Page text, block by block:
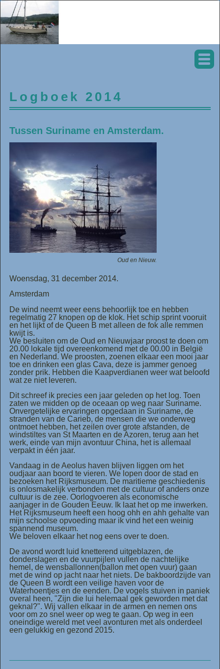
Logboek 2014
Tussen Suriname en Amsterdam.
Oud en Nieuw.
Woensdag, 31 december 2014.
Amsterdam
De wind neemt weer eens behoorlijk toe en hebben
regelmatig 27 knopen op de klok. Het schip sprint vooruit
en het lijkt of de Queen B met alleen de fok alle remmen
kwijt is.
We besluiten om de Oud en Nieuwjaar proost te doen om
20.00 lokale tijd overeenkomend met de 00.00 in België
en Nederland. We proosten, zoenen elkaar een mooi jaar
toe en drinken een glas Cava, deze is jammer genoeg
zonder prik. Hebben die Kaapverdianen weer wat beloofd
wat ze niet leveren.
Dit schreef ik precies een jaar geleden op het log. Toen
zaten we midden op de oceaan op weg naar Suriname.
Onvergetelijke ervaringen opgedaan in Suriname, de
stranden van de Carieb, de mensen die we onderweg
ontmoet hebben, het zeilen over grote afstanden, de
windstiltes van St Maarten en de Azoren, terug aan het
werk, einde van mijn avontuur China, het is allemaal
verpakt in één jaar.
Vandaag in de Aeolus haven blijven liggen om het
oudjaar aan boord te vieren. We lopen door de stad en
bezoeken het Rijksmuseum. De maritieme geschiedenis
is onlosmakelijk verbonden met de cultuur of anders onze
cultuur is de zee. Oorlogvoeren als economische
aanjager in de Gouden Eeuw. Ik laat het op me inwerken.
Het Rijksmuseum heeft een hoog ohh en ahh gehalte van
mijn schoolse opvoeding maar ik vind het een weinig
spannend museum.
We beloven elkaar het nog eens over te doen.
De avond wordt luid knetterend uitgeblazen, de
donderslagen en de vuurpijlen vullen de nachtelijke
hemel, de wensballonnen(ballon met open vuur) gaan
met de wind op jacht naar het niets. De bakboordzijde van
de Queen B wordt een veilige haven voor de
Waterhoentjes en de eenden. De vogels stuiven in paniek
overal heen, "Zijn die lui helemaal gek geworden met dat
geknal?". Wij vallen elkaar in de armen en nemen ons
voor om zo snel weer op weg te gaan. Op weg in een
oneindige wereld met veel avonturen met als onderdeel
een gelukkig en gezond 2015.